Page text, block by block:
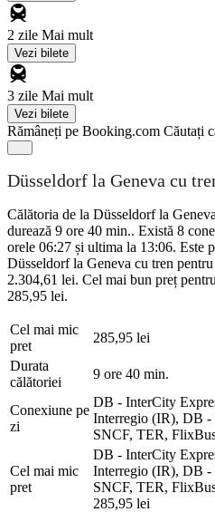
2 zile Mai mult
Vezi bilete
3 zile Mai mult
Vezi bilete
Rămâneți pe Booking.com Căutați
Düsseldorf la Geneva cu
Călătoria de la Düsseldorf la
durează 9 ore 40 min.. Există 8
orele 06:27 și ultima la 13:06. Este
Düsseldorf la Geneva cu tren
2.304,61 lei. Cel mai bun preț
285,95 lei.
Cel mai mic
pret
285,95 lei
Durata
călătoriei
9 ore 40 min.
Conexiune pe
zi
DB - InterCity
Interregio (IR), DB -
SNCF, TER,
Cel mai mic
pret
DB - InterCity
Interregio (IR), DB -
SNCF, TER,
285,95 lei